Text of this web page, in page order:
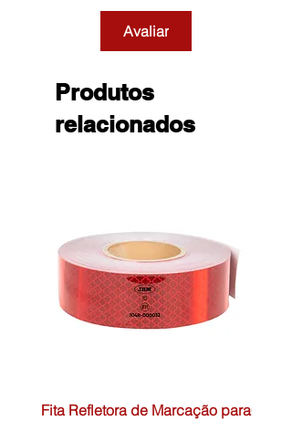
Avaliar
Produtos
relacionados
Fita Refletora de Marcação para